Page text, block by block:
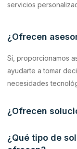
servicios
¿Ofrecen
Sí, proporcionamos
ayudarte a tomar
necesidades
¿Ofrecen
¿Qué tipo de